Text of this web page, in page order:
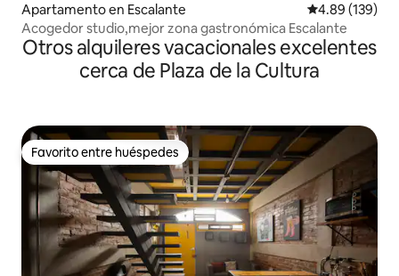
Apartamento en Escalante Calificación
4.89 (139)
Acogedor studio,mejor zona gastronómica Escalante
Otros alquileres vacacionales excelentes
cerca de Plaza de la Cultura
Favorito entre huéspedes
Favorito entre huéspedes